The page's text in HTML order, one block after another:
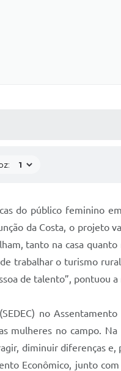
do público feminino em
da Costa, o projeto
tanto na casa quanto
trabalhar o turismo
de talento”, pontuou a
no
mulheres no campo.
diminuir diferenças
Econômico, junto